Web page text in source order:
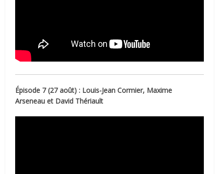
Épisode 7 (27 août) : Louis-Jean Cormier, Maxime
Arseneau et David Thériault